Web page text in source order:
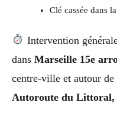
Clé cassée dans
Intervention
dans Marseille 15e
centre-ville et autour de
Autoroute du Littoral,